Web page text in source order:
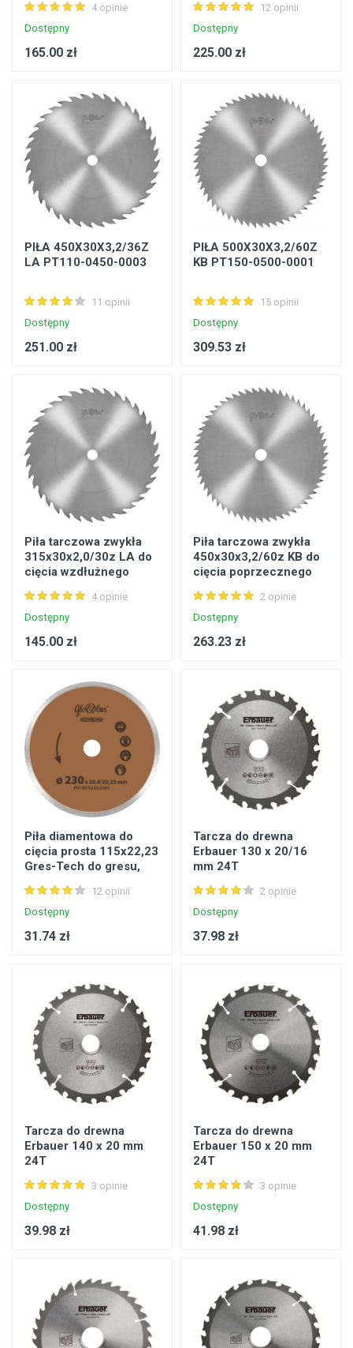
4 opinie
Dostępny
165.00 zł
12 opinii
Dostępny
225.00 zł
PIŁA 450X30X3,2/36Z
LA PT110-0450-0003
11 opinii
Dostępny
251.00 zł
PIŁA 500X30X3,2/60Z
KB PT150-0500-0001
15 opinii
Dostępny
309.53 zł
Piła tarczowa zwykła
315x30x2,0/30z LA do
cięcia wzdłużnego
4 opinie
Dostępny
145.00 zł
Piła tarczowa zwykła
450x30x3,2/60z KB do
cięcia poprzecznego
miękkiego
2 opinie
Dostępny
263.23 zł
Piła diamentowa do
cięcia prosta 115x22,23
Gres-Tech do gresu,
12 opinii
Dostępny
31.74 zł
Tarcza do drewna
Erbauer 130 x 20/16
mm 24T
2 opinie
Dostępny
37.98 zł
Tarcza do drewna
Erbauer 140 x 20 mm
24T
3 opinie
Dostępny
39.98 zł
Tarcza do drewna
Erbauer 150 x 20 mm
24T
3 opinie
Dostępny
41.98 zł